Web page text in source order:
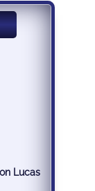
Lucas